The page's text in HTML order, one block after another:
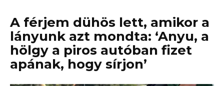
A férjem dühös lett, amikor a
lányunk azt mondta: ‘Anyu, a
hölgy a piros autóban fizet
apának, hogy sírjon’